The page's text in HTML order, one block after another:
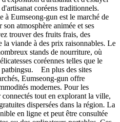
coréens traditionnels.
à Eumseong-gun est le marché de
atmosphère animée et ses
trouver des fruits frais, des
la viande à des prix raisonnables. Le
stands de nourriture, où
coréennes telles que le
En plus des sites
Eumseong-gun offre
modernes. Pour les
tout en explorant la ville,
dispersées dans la région. La
en ligne et peut être consultée